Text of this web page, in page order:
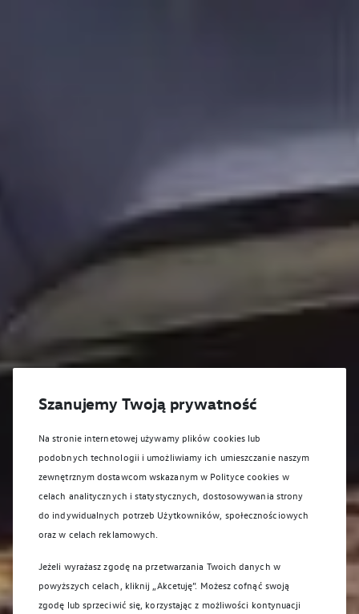
Szanujemy Twoją prywatność
Na stronie internetowej używamy plików cookies lub
podobnych technologii i umożliwiamy ich umieszczanie naszym
zewnętrznym dostawcom wskazanym w Polityce cookies w
celach analitycznych i statystycznych, dostosowywania strony
do indywidualnych potrzeb Użytkowników, społecznościowych
oraz w celach reklamowych.
Jeżeli wyrażasz zgodę na przetwarzania Twoich danych w
powyższych celach, kliknij „Akcetuję”. Możesz cofnąć swoją
zgodę lub sprzeciwić się, korzystając z możliwości kontynuacji